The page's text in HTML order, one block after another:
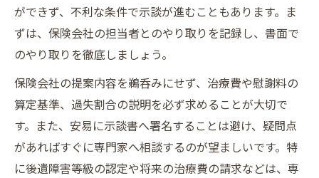
ができず、不利な条件で示談が進むこともあります。ま
ずは、保険会社の担当者とのやり取りを記録し、書面で
のやり取りを徹底しましょう。
保険会社の提案内容を鵜呑みにせず、治療費や慰謝料の
算定基準、過失割合の説明を必ず求めることが大切で
す。また、安易に示談書へ署名することは避け、疑問点
があればすぐに専門家へ相談するのが望ましいです。特
に後遺障害等級の認定や将来の治療費の請求などは、専